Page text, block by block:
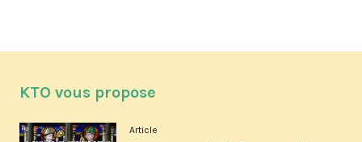
KTO vous propose
Article